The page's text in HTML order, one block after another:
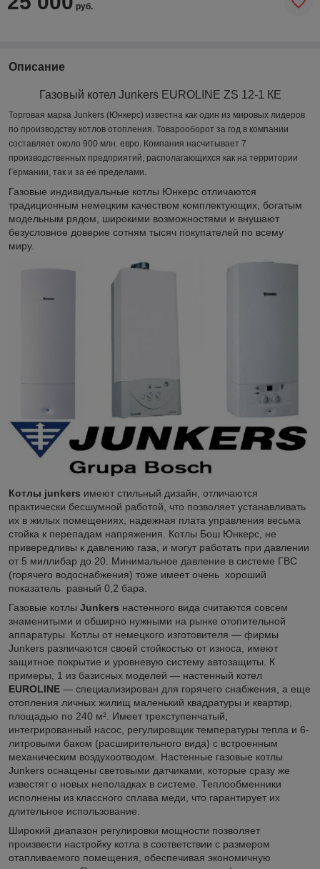
руб.
Описание
Газовый котел Junkers EUROLINE ZS 12-1 КE
Торговая марка Junkers (Юнкерс) известна как один из мировых лидеров
по производству котлов отопления. Товарооборот за год в компании
составляет около 900 млн. евро. Компания насчитывает 7
производственных предприятий, располагающихся как на территории
Германии, так и за ее пределами.
Газовые индивидуальные котлы Юнкерс отличаются
традиционным немецким качеством комплектующих, богатым
модельным рядом, широкими возможностями и внушают
безусловное доверие сотням тысяч покупателей по всему
миру.
Котлы junkers имеют стильный дизайн, отличаются
практически бесшумной работой, что позволяет устанавливать
их в жилых помещениях, надежная плата управления весьма
стойка к перепадам напряжения. Котлы Бош Юнкерс , не
привередливы к давлению газа, и могут работать при давлении
от 5 миллибар до 20. Минимальное давление в системе ГВС
(горячего водоснабжения) тоже имеет очень хороший
показатель равный 0,2 бара.
Газовые котлы Junkers настенного вида считаются совсем
знаменитыми и обширно нужными на рынке отопительной
аппаратуры. Котлы от немецкого изготовителя ― фирмы
Junkers различаются своей стойкостью от износа, имеют
защитное покрытие и уровневую систему автозащиты. К
примеры, 1 из базисных моделей ― настенный котел
EUROLINE ― специализирован для горячего снабжения, а еще
отопления личных жилищ маленький квадратуры и квартир,
площадью по 240 м². Имеет трехступенчатый,
интегрированный насос, регулировщик температуры тепла и 6-
литровыми баком (расширительного вида) с встроенным
механическим воздухоотводом. Настенные газовые котлы
Junkers оснащены световыми датчиками, которые сразу же
известят о новых неполадках в системе. Теплообменники
исполнены из классного сплава меди, что гарантирует их
длительное использование.
Широкий диапазон регулировки мощности позволяет
произвести настройку котла в соответствии с размером
отапливаемого помещения, обеспечивая экономичную